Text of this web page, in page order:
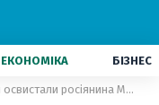
ЕКОНОМІКА БІЗНЕС
Вболівальники освистали росіянина Медвєдєва на Australian Open: відео обурення фанів